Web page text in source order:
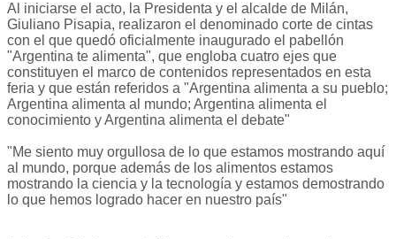
Al iniciarse el acto, la Presidenta y el alcalde de Milán,
Giuliano Pisapia, realizaron el denominado corte de cintas
con el que quedó oficialmente inaugurado el pabellón
"Argentina te alimenta", que engloba cuatro ejes que
constituyen el marco de contenidos representados en esta
feria y que están referidos a "Argentina alimenta a su pueblo;
Argentina alimenta al mundo; Argentina alimenta el
conocimiento y Argentina alimenta el debate"
"Me siento muy orgullosa de lo que estamos mostrando aquí
al mundo, porque además de los alimentos estamos
mostrando la ciencia y la tecnología y estamos demostrando
lo que hemos logrado hacer en nuestro país"